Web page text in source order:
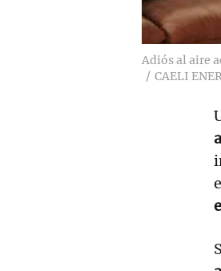
Adiós al aire
CAELI